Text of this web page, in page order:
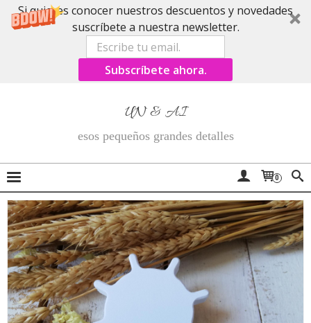
Si quieres conocer nuestros descuentos y novedades
suscríbete a nuestra newsletter.
Subscríbete ahora.
UN & AI
esos pequeños grandes detalles
0